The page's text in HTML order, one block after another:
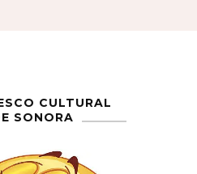
CULTURAL
SONORA